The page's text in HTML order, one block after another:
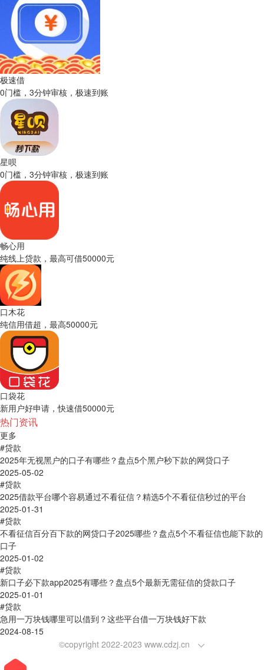
极速借
0门槛，3分钟审核，极速到账
星呗
0门槛，3分钟审核，极速到账
畅心用
纯线上贷款，最高可借50000元
口木花
纯信用借超，最高50000元
口袋花
新用户好申请，快速借50000元
热门资讯
更多
#贷款
2025年无视黑户的口子有哪些？盘点5个黑户秒下款的网贷口子
2025-05-02
#贷款
2025借款平台哪个容易通过不看征信？精选5个不看征信秒过的平台
2025-01-31
#贷款
不看征信百分百下款的网贷口子2025哪些？盘点5个不看征信也能下款的
口子
2025-01-02
#贷款
新口子必下款app2025有哪些？盘点5个最新无需征信的贷款口子
2025-01-01
#贷款
急用一万块钱哪里可以借到？这些平台借一万块钱好下款
2024-08-15
©copyright 2022-2023 www.cdzj.cn